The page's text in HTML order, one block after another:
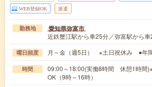
WEB登録OK 派遣
勤務地 愛知県弥富市
近鉄蟹江駅から車25分／弥富駅から
曜日頻度 月～金（週5日） ※土日祝休み ●年
時間
09:00～18:00(実働8時間 休憩1時間
OK（9時～16時）